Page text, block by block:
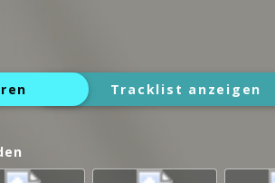
Tracklist anzeigen